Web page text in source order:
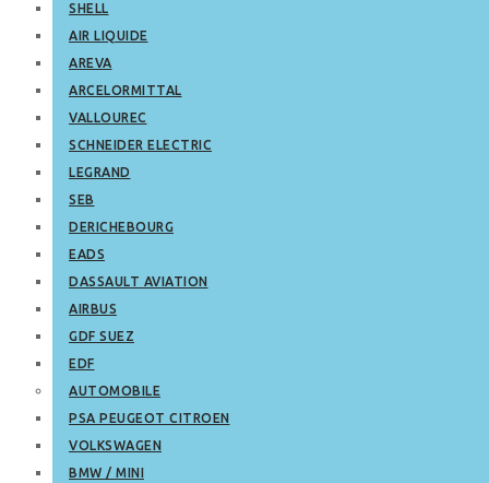
SHELL
AIR LIQUIDE
AREVA
ARCELORMITTAL
VALLOUREC
SCHNEIDER ELECTRIC
LEGRAND
SEB
DERICHEBOURG
EADS
DASSAULT AVIATION
AIRBUS
GDF SUEZ
EDF
AUTOMOBILE
PSA PEUGEOT CITROEN
VOLKSWAGEN
BMW / MINI